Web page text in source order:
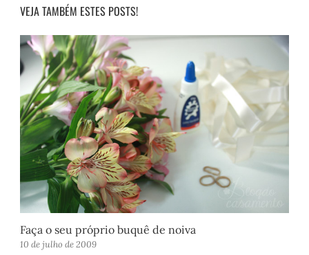
VEJA TAMBÉM ESTES POSTS!
Faça o seu próprio buquê de noiva
10 de julho de 2009